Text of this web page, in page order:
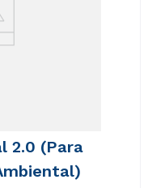
2.0 (Para